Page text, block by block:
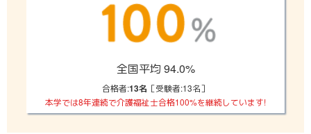
全国平均 94.0%
合格者:13名 ［受験者:13名］
本学では8年連続で介護福祉士合格100%を継続しています!